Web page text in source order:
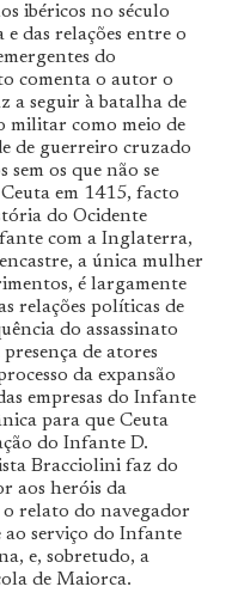
ibéricos no século
das relações entre o
do
comenta o autor o
a seguir à batalha de
militar como meio de
de guerreiro cruzado
os que não se
em 1415, facto
do Ocidente
com a Inglaterra,
a única mulher
é largamente
relações políticas de
do assassinato
de atores
da expansão
empresas do Infante
para que Ceuta
do Infante D.
Bracciolini faz do
aos heróis da
relato do navegador
ao serviço do Infante
e, sobretudo, a
de Maiorca.